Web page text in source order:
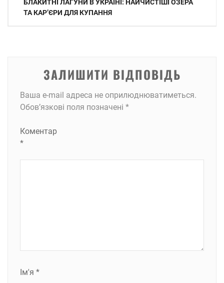
записів
БЛАКИТНІ ЛАГУНИ В УКРАЇНІ: НАЙЧИСТІШІ ОЗЕРА
ТА КАР’ЄРИ ДЛЯ КУПАННЯ
ЗАЛИШИТИ ВІДПОВІДЬ
Ваша e-mail адреса не оприлюднюватиметься.
Обов’язкові поля позначені *
Коментар
*
Ім'я *